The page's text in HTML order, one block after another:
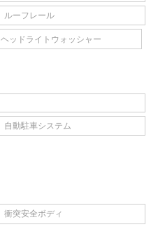
ルーフレール
ヘッドライトウォッシャー
自動駐車システム
衝突安全ボディ